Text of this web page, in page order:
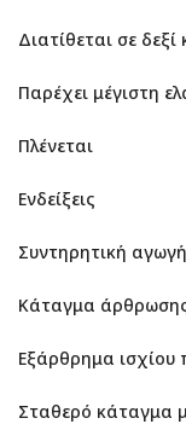
Διατίθεται σε δεξί
Παρέχει μέγιστη
Πλένεται
Ενδείξεις
Συντηρητική
Κάταγμα
Εξάρθρημα ισχίου
Σταθερό κάταγμα